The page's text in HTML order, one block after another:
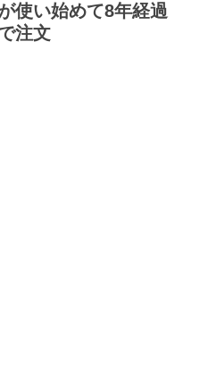
使い始めて8年経過
注文